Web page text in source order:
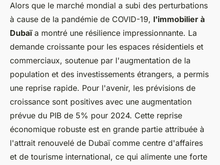
Alors que le marché mondial a subi des perturbations
à cause de la pandémie de COVID-19, l'immobilier à
Dubaïa montré une résilience impressionnante. La
demande croissante pour les espaces résidentiels et
commerciaux, soutenue par l'augmentation de la
population et des investissements étrangers, a permis
une reprise rapide. Pour l'avenir, les prévisions de
croissance sont positives avec une augmentation
prévue du PIB de 5% pour 2024. Cette reprise
économique robuste est en grande partie attribuée à
l'attrait renouvelé de Dubaï comme centre d'affaires
et de tourisme international, ce qui alimente une forte